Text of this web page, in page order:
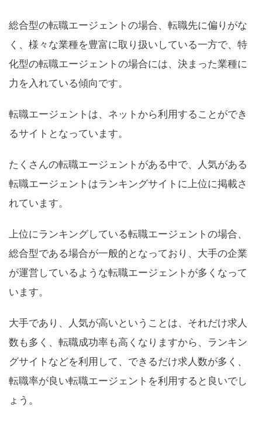
総合型の転職エージェントの場合、転職先に偏りがな
く、様々な業種を豊富に取り扱いしている一方で、特
化型の転職エージェントの場合には、決まった業種に
力を入れている傾向です。
転職エージェントは、ネットから利用することができ
るサイトとなっています。
たくさんの転職エージェントがある中で、人気がある
転職エージェントはランキングサイトに上位に掲載さ
れています。
上位にランキングしている転職エージェントの場合、
総合型である場合が一般的となっており、大手の企業
が運営しているような転職エージェントが多くなって
います。
大手であり、人気が高いということは、それだけ求人
数も多く、転職成功率も高くなりますから、ランキン
グサイトなどを利用して、できるだけ求人数が多く、
転職率が良い転職エージェントを利用すると良いでし
ょう。